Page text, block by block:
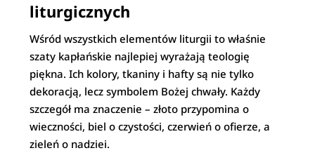
liturgicznych
Wśród wszystkich elementów liturgii to właśnie
szaty kapłańskie najlepiej wyrażają teologię
piękna. Ich kolory, tkaniny i hafty są nie tylko
dekoracją, lecz symbolem Bożej chwały. Każdy
szczegół ma znaczenie – złoto przypomina o
wieczności, biel o czystości, czerwień o ofierze, a
zieleń o nadziei.